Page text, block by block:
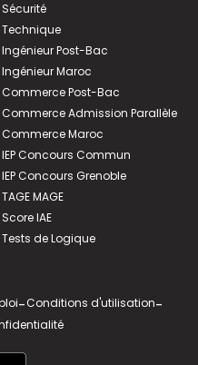
Sécurité
Technique
Ingénieur Post-Bac
Ingénieur Maroc
Commerce Post-Bac
Commerce Admission Parallèle
Commerce Maroc
IEP Concours Commun
IEP Concours Grenoble
TAGE MAGE
Score IAE
Tests de Logique
-Conditions d'utilisation-